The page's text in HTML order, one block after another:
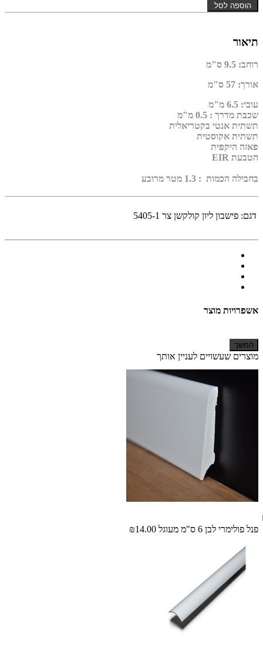
הוספה לסל
תיאור
רוחב: 9.5 ס"מ
אורך: 57 ס"מ
עובי: 6.5 מ"מ
שכבת מדרך : 0.5 מ"מ
תשתית אנטי בקטריאלית
תשתית אקוסטית
פאזה היקפית
הטבעת EIR
בחבילה הכמות : 1.3 מטר מרובע
דגם: פישבון ליון קולקשן צר 5405-1
אשפרויות מוצר
המשך
מוצרים שעשויים לעניין אותך
פנל פולימרי לבן 6 ס"מ מעוגל ₪14.00